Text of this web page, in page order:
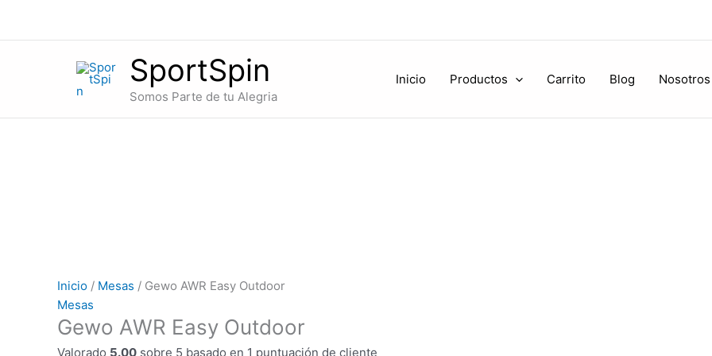
SportSpin
Somos Parte de tu Alegria
Inicio Productos Carrito Blog Nosotros
Inicio / Mesas / Gewo AWR Easy Outdoor
Mesas
Gewo AWR Easy Outdoor
Valorado 5.00 sobre 5 basado en 1 puntuación de cliente
Outdoor
cantidad